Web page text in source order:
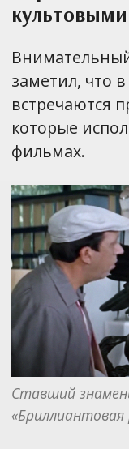
заметил, что
встречаются
которые
фильмах.
Ставший
«Бриллиантовая